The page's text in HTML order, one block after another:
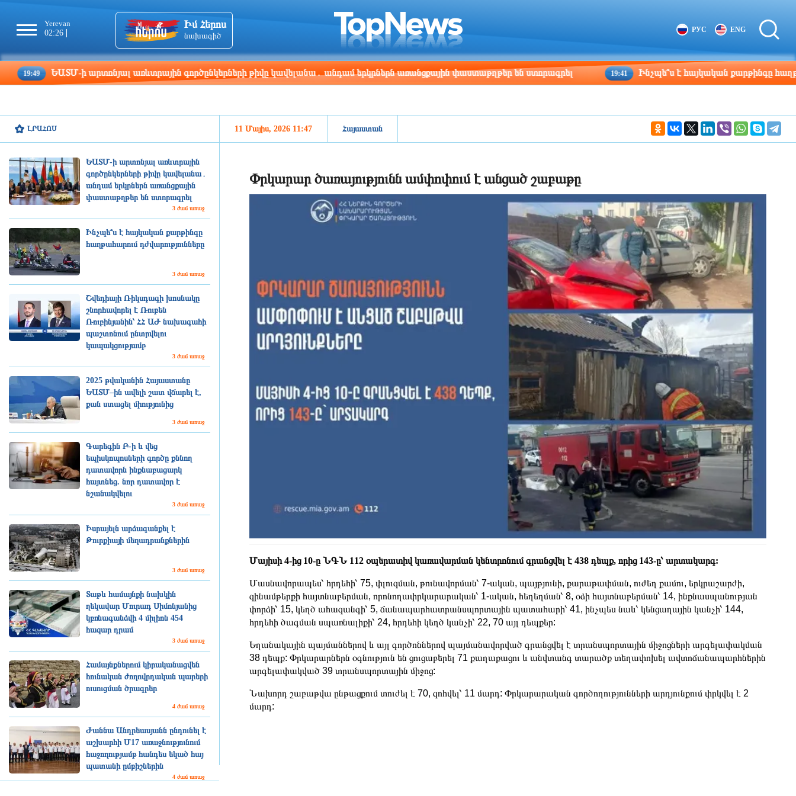
Yerevan
02:26
Tbilisi
02:26
Moscow
01:26
Los Angeles
15:26
Beijing
06:26
Իմ Հերոս
նախագիծ
РУС ENG
ԵԱՏՄ-ի արտոնյալ առևտրային գործընկերների թիվը կավելանա․ անդամ երկրներն առանցքային փաստաթղթեր են ստորագրել 19:41 Ինչպե՞ս է հայկական քարթինգը հաղթահարում
ԼՐԱՀՈՍ
ԵԱՏՄ-ի արտոնյալ առևտրային
գործընկերների թիվը կավելանա․
անդամ երկրներն առանցքային
փաստաթղթեր են ստորագրել
3 ժամ առաջ
Ինչպե՞ս է հայկական քարթինգը
հաղթահարում դժվարությունները
3 ժամ առաջ
Շվեդիայի Ռիկսդագի խոսնակը
շնորհավորել է Ռուբեն
Ռուբինյանին՝ ՀՀ ԱԺ նախագահի
պաշտոնում ընտրվելու
կապակցությամբ
3 ժամ առաջ
2025 թվականին Հայաստանը
ԵԱՏՄ–ին ավելի շատ վճարել է,
քան ստացել միությունից
3 ժամ առաջ
Գարեգին Բ-ի և վեց
եպիսկոպոսների գործը քննող
դատավորն ինքնաբացարկ
հայտնեց. նոր դատավոր է
նշանակվելու
3 ժամ առաջ
Իսրայելն արձագանքել է
Թուրքիայի մեղադրանքներին
3 ժամ առաջ
Տաթև համայնքի նախկին
ղեկավար Մուրադ Սիմոնյանից
կբռնագանձվի 4 միլիոն 454
հազար դրամ
3 ժամ առաջ
Համայնքներում կիրականացվեն
հունական ժողովրդական պարերի
ուսուցման ծրագրեր
4 ժամ առաջ
Ժաննա Անդրեասյանն ընդունել է
աշխարհի Մ17 առաջնությունում
հաջողությամբ հանդես եկած հայ
պատանի ըմբիշներին
4 ժամ առաջ
11 Մայիս, 2026 11:47 Հայաստան
Փրկարար ծառայությունն ամփոփում է անցած շաբաթը
Մայիսի 4-ից 10-ը ՆԳՆ 112 օպերատիվ կառավարման կենտրոնում գրանցվել է 438 դեպք, որից 143-ը՝ արտակարգ:
Մասնավորապես՝ հրդեհի՝ 75, փլուզման, թունավորման՝ 7-ական, պայթյունի, քարաթափման, ուժեղ քամու, երկրաշարժի,
զինամթերքի հայտնաբերման, որոնողափրկարարական՝ 1-ական, հեղեղման՝ 8, օձի հայտնաբերման՝ 14, ինքնասպանության
փորձի՝ 15, կեղծ ահազանգի՝ 5, ճանապարհատրանսպորտային պատահարի՝ 41, ինչպես նաև՝ կենցաղային կանչի՝ 144,
հրդեհի ծագման սպառնալիքի՝ 24, հրդեհի կեղծ կանչի՝ 22, 70 այլ դեպքեր:
Եղանակային պայմաններով և այլ գործոններով պայմանավորված գրանցվել է տրանսպորտային միջոցների արգելափակման
38 դեպք: Փրկարարներն օգնություն են ցուցաբերել 71 քաղաքացու և անվտանգ տարածք տեղափոխել ավտոճանապարհներին
արգելափակված 39 տրանսպորտային միջոց:
Նախորդ շաբաթվա ընթացքում տուժել է 70, զոհվել՝ 11 մարդ: Փրկարարական գործողությունների արդյունքում փրկվել է 2
մարդ: